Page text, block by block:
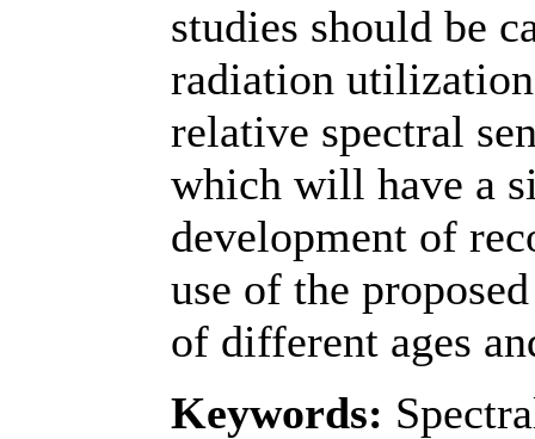
studies should be
radiation
relative spectral
which will have a
development of
use of the
of different ages
Keywords: